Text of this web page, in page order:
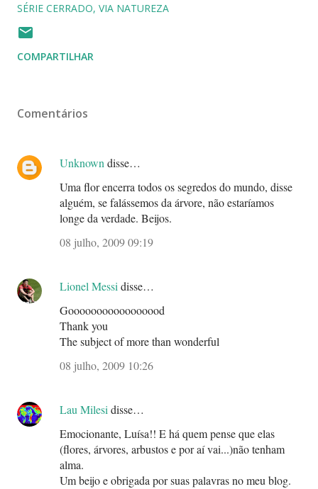
SÉRIE CERRADO VIA NATUREZA
COMPARTILHAR
Comentários
Unknowndisse…
Uma flor encerra todos os segredos do mundo, disse
alguém, se falássemos da árvore, não estaríamos
longe da verdade. Beijos.
08 julho, 2009 09:19
Lionel Messidisse…
Gooooooooooooooood
Thank you
The subject of more than wonderful
08 julho, 2009 10:26
Lau Milesidisse…
Emocionante, Luísa!! E há quem pense que elas
(flores, árvores, arbustos e por aí vai...)não tenham
alma.
Um beijo e obrigada por suas palavras no meu blog.